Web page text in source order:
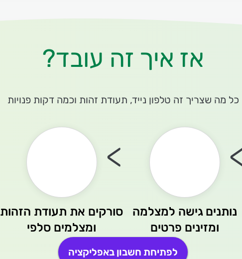
אז איך זה עובד?
כל מה שצריך זה טלפון נייד, תעודת זהות וכמה דקות פנויות
נותנים גישה למצלמה
ומזינים פרטים
>
סורקים את תעודת הזהות
ומצלמים סלפי
לפתיחת חשבון באפליקציה